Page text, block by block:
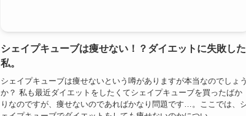
シェイプキューブは痩せない！？ダイエットに失敗した
私。
シェイプキューブは痩せないという噂がありますが本当なのでしょう
か？ 私も最近ダイエットをしたくてシェイプキューブを買ったばか
りなのですが、痩せないのであればかなり問題です…。ここでは、